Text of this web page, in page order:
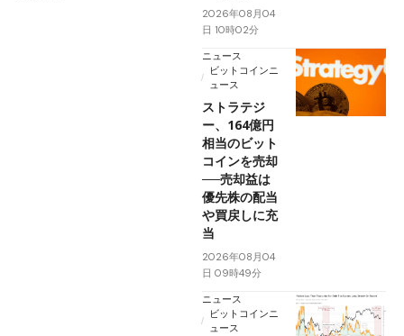
2026年08月04
日 10時02分
ニュース
ビットコインニ
ュース
ストラテジ
ー、164億円
相当のビット
コインを売却
──売却益は
優先株の配当
や買戻しに充
当
2026年08月04
日 09時49分
ニュース
ビットコインニ
ュース